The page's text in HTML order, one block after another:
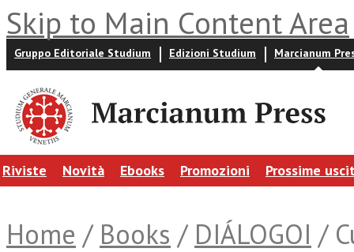
Skip to Main Content Area
Gruppo Editoriale Studium Edizioni Studium Marcianum
Riviste Novità Ebooks Promozioni Prossime
Home / Books / DIÁLOGOI /